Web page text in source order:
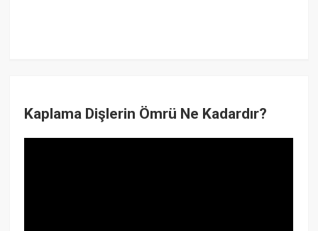
Kaplama Dişlerin Ömrü Ne Kadardır?